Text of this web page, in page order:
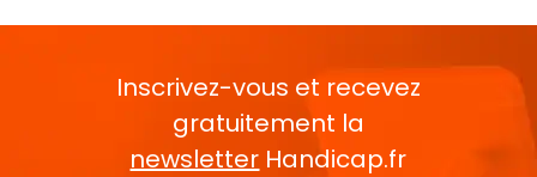
Inscrivez-vous et recevez
gratuitement la
newsletter Handicap.fr